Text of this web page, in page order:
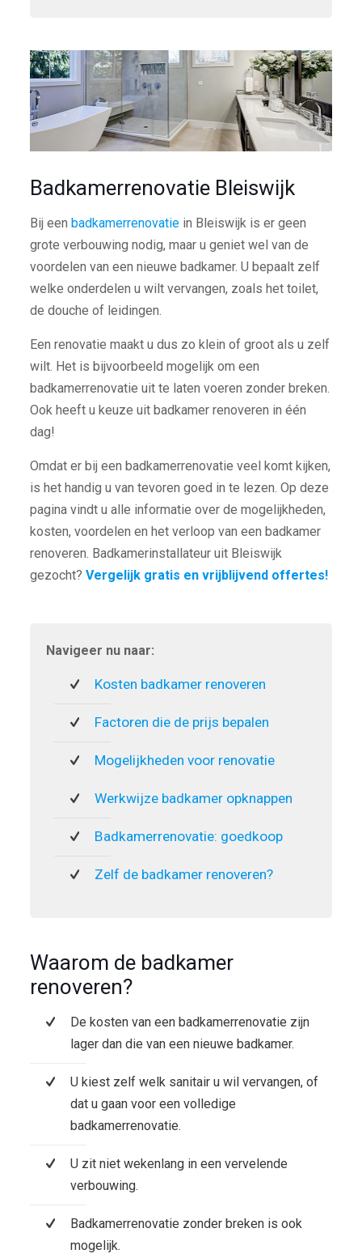
Badkamerrenovatie Bleiswijk
Bij een badkamerrenovatiein Bleiswijk is er geen
grote verbouwing nodig, maar u geniet wel van de
voordelen van een nieuwe badkamer. U bepaalt zelf
welke onderdelen u wilt vervangen, zoals het toilet,
de douche of leidingen.
Een renovatie maakt u dus zo klein of groot als u zelf
wilt. Het is bijvoorbeeld mogelijk om een
badkamerrenovatie uit te laten voeren zonder breken.
Ook heeft u keuze uit badkamer renoveren in één
dag!
Omdat er bij een badkamerrenovatie veel komt kijken,
is het handig u van tevoren goed in te lezen. Op deze
pagina vindt u alle informatie over de mogelijkheden,
kosten, voordelen en het verloop van een badkamer
renoveren. Badkamerinstallateur uit Bleiswijk
gezocht? Vergelijk gratis en vrijblijvend offertes!
Navigeer nu naar:
Kosten badkamer renoveren
Factoren die de prijs bepalen
Mogelijkheden voor renovatie
Werkwijze badkamer opknappen
Badkamerrenovatie: goedkoop
Zelf de badkamer renoveren?
Waarom de badkamer
renoveren?
De kosten van een badkamerrenovatie zijn
lager dan die van een nieuwe badkamer.
U kiest zelf welk sanitair u wil vervangen, of
dat u gaan voor een volledige
badkamerrenovatie.
U zit niet wekenlang in een vervelende
verbouwing.
Badkamerrenovatie zonder breken is ook
mogelijk.